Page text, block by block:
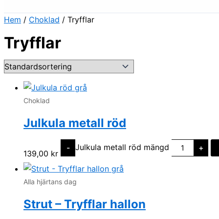
Hem / Choklad / Tryfflar
Tryfflar
Choklad
Julkula metall röd
139,00 kr
- Julkula metall röd mängd +
Alla hjärtans dag
Strut – Tryfflar hallon